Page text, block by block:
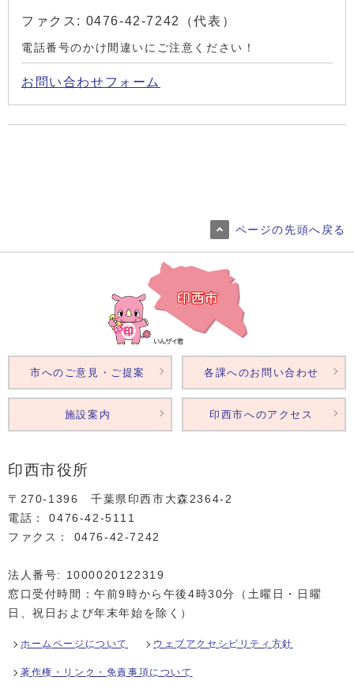
ファクス: 0476-42-7242（代表）
電話番号のかけ間違いにご注意ください！
お問い合わせフォーム
ページの先頭へ戻る
印西市役所
〒270-1396 千葉県印西市大森2364‐2
電話： 0476‐42‐5111
ファクス： 0476‐42‐7242
法人番号: 1000020122319
窓口受付時間：午前9時から午後4時30分（土曜日・日曜
日、祝日および年末年始を除く）
ホームページについて ウェブアクセシビリティ方針
著作権・リンク・免責事項について
市へのご意見・ご提案 各課へのお問い合わせ
施設案内 印西市へのアクセス